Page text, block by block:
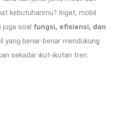
kebutuhanmu? Ingat, mobil
juga soal fungsi, efisiensi, dan
yang benar-benar mendukung
sekadar ikut-ikutan tren.